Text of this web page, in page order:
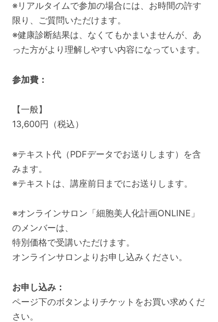
※リアルタイムで参加の場合には、お時間の許す
限り、ご質問いただけます。
※健康診断結果は、なくてもかまいませんが、あ
った方がより理解しやすい内容になっています。
参加費：
【一般】
13,600円（税込）
※テキスト代（PDFデータでお送りします）を含
みます。
※テキストは、講座前日までにお送りします。
※オンラインサロン「細胞美人化計画ONLINE」
のメンバーは、
特別価格で受講いただけます。
オンラインサロンよりお申し込みください。
お申し込み：
ページ下のボタンよりチケットをお買い求めくだ
さい。